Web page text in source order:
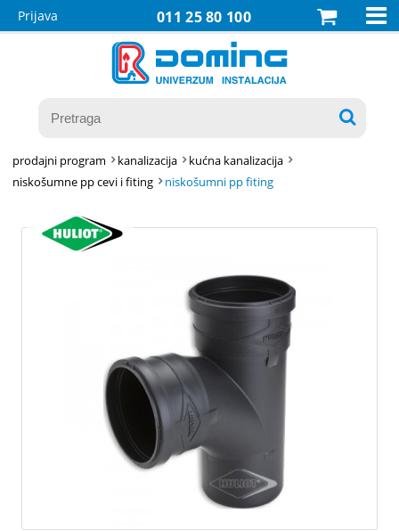
011 25 80 100
Prijava 

prodajni program kanalizacija
kućna kanalizacija
niskošumne pp cevi i fiting
niskošumni pp fiting